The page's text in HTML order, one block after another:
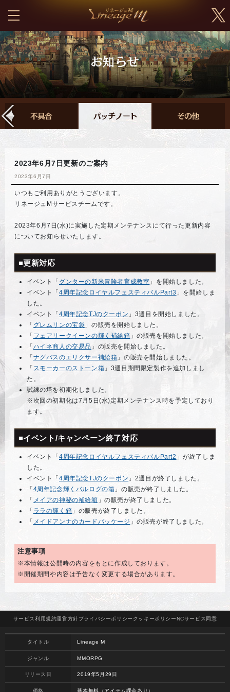
2023年6月7日更新のご案内
2023年6月7日
いつもご利用ありがとうございます。
リネージュMサービスチームです。
2023年6月7日(水)に実施した定期メンテナンスにて行った更新内容
についてお知らせいたします。
■更新対応
イベント「 グンターの新米冒険者育成教室 」を開始しました。
イベント「4周年記念ロイヤルフェスティバルPart3 」を開始しま
した。
イベント「4周年記念TJのクーポン 」3週目を開始しました。
「 グレムリンの宝袋 」の販売を開始しました。
「 フェアリークイーンの輝く補給箱 」の販売を開始しました。
「ハイネ商人の交易品 」の販売を開始しました。
「ナグバスのエリクサー補給箱 」の販売を開始しました。
「 スモーカーのストーン箱 」3週目期間限定製作を追加しまし
た。
試練の塔を初期化しました。
※次回の初期化は7月5日(水)定期メンテナンス時を予定しており
ます。
■イベント/キャンペーン終了対応
イベント「4周年記念ロイヤルフェスティバルPart2 」が終了しま
した。
イベント「4周年記念TJのクーポン 」2週目が終了しました。
「4周年記念輝くバルログの箱 」の販売が終了しました。
「 メイアの神秘の補給箱 」の販売が終了しました。
「 ララの輝く箱 」の販売が終了しました。
「 メイドアンナのカードパッケージ 」の販売が終了しました。
注意事項
※本情報は公開時の内容をもとに作成しております。
※開催期間や内容は予告なく変更する場合があります。
サービス 利用規約運営方針プライバシーポリシー クッキーポリシーNCサービス 同意
タイトル Lineage M
ジャンル MMORPG
リリース日 2019年5月29日
価格 基本無料（アイテム課金あり）